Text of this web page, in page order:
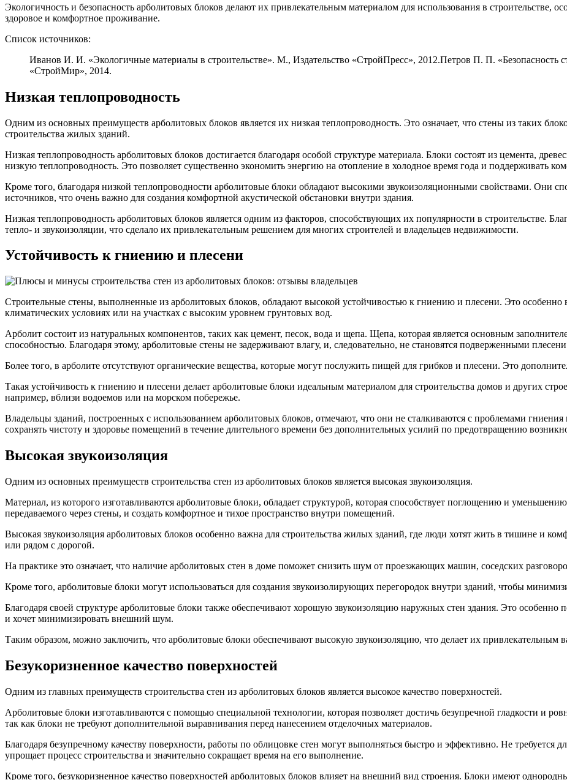
Экологичность и безопасность арболитовых блоков делают их привлекательным материалом для использования в строительстве,
здоровое и комфортное проживание.
Список источников:
Иванов И. И. «Экологичные материалы в строительстве». М., Издательство «СтройПресс», 2012.Петров П. П. «Безопасность
«СтройМир», 2014.
Низкая теплопроводность
Одним из основных преимуществ арболитовых блоков является их низкая теплопроводность. Это означает, что стены из таких
строительства жилых зданий.
Низкая теплопроводность арболитовых блоков достигается благодаря особой структуре материала. Блоки состоят из цемента,
низкую теплопроводность. Это позволяет существенно экономить энергию на отопление в холодное время года и поддерживать
Кроме того, благодаря низкой теплопроводности арболитовые блоки обладают высокими звукоизоляционными свойствами. Они
источников, что очень важно для создания комфортной акустической обстановки внутри здания.
Низкая теплопроводность арболитовых блоков является одним из факторов, способствующих их популярности в строительстве.
тепло- и звукоизоляции, что сделало их привлекательным решением для многих строителей и владельцев недвижимости.
Устойчивость к гниению и плесени
Строительные стены, выполненные из арболитовых блоков, обладают высокой устойчивостью к гниению и плесени. Это
климатических условиях или на участках с высоким уровнем грунтовых вод.
Арболит состоит из натуральных компонентов, таких как цемент, песок, вода и щепа. Щепа, которая является основным
способностью. Благодаря этому, арболитовые стены не задерживают влагу, и, следовательно, не становятся подверженными
Более того, в арболите отсутствуют органические вещества, которые могут послужить пищей для грибков и плесени. Это
Такая устойчивость к гниению и плесени делает арболитовые блоки идеальным материалом для строительства домов и других
например, вблизи водоемов или на морском побережье.
Владельцы зданий, построенных с использованием арболитовых блоков, отмечают, что они не сталкиваются с проблемами
сохранять чистоту и здоровье помещений в течение длительного времени без дополнительных усилий по предотвращению
Высокая звукоизоляция
Одним из основных преимуществ строительства стен из арболитовых блоков является высокая звукоизоляция.
Материал, из которого изготавливаются арболитовые блоки, обладает структурой, которая способствует поглощению и
передаваемого через стены, и создать комфортное и тихое пространство внутри помещений.
Высокая звукоизоляция арболитовых блоков особенно важна для строительства жилых зданий, где люди хотят жить в тишине и
или рядом с дорогой.
На практике это означает, что наличие арболитовых стен в доме поможет снизить шум от проезжающих машин, соседских
Кроме того, арболитовые блоки могут использоваться для создания звукоизолирующих перегородок внутри зданий, чтобы
Благодаря своей структуре арболитовые блоки также обеспечивают хорошую звукоизоляцию наружных стен здания. Это
и хочет минимизировать внешний шум.
Таким образом, можно заключить, что арболитовые блоки обеспечивают высокую звукоизоляцию, что делает их привлекательным
Безукоризненное качество поверхностей
Одним из главных преимуществ строительства стен из арболитовых блоков является высокое качество поверхностей.
Арболитовые блоки изготавливаются с помощью специальной технологии, которая позволяет достичь безупречной гладкости и
так как блоки не требуют дополнительной выравнивания перед нанесением отделочных материалов.
Благодаря безупречному качеству поверхности, работы по облицовке стен могут выполняться быстро и эффективно. Не требуется
упрощает процесс строительства и значительно сокращает время на его выполнение.
Кроме того, безукоризненное качество поверхностей арболитовых блоков влияет на внешний вид строения. Блоки имеют